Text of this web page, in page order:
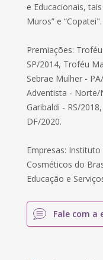
e Educacionais,
Muros” e “Copatei".
Premiações:
SP/2014, Troféu
Sebrae Mulher -
Adventista - Norte/
Garibaldi - RS/
DF/2020.
Empresas:
Cosméticos do
Educação e
Fale com a